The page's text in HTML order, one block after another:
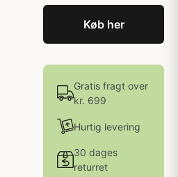
Køb her
Gratis fragt over
kr. 699
Hurtig levering
30 dages
returret